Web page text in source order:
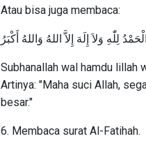
Atau bisa juga membaca:
لِلّٰهِ وَلاَ إِلَهَ إِلاَّ اللهُ وَاللهُ أَكْبَرُ
Subhanallah wal hamdu lillah
Artinya: "Maha suci Allah,
besar."
6. Membaca surat Al-Fatihah.